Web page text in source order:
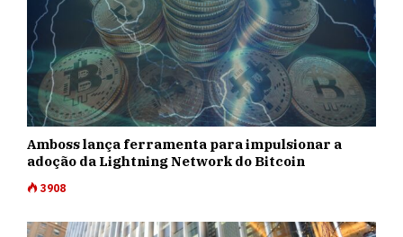
Amboss lança ferramenta para impulsionar a
adoção da Lightning Network do Bitcoin
3908